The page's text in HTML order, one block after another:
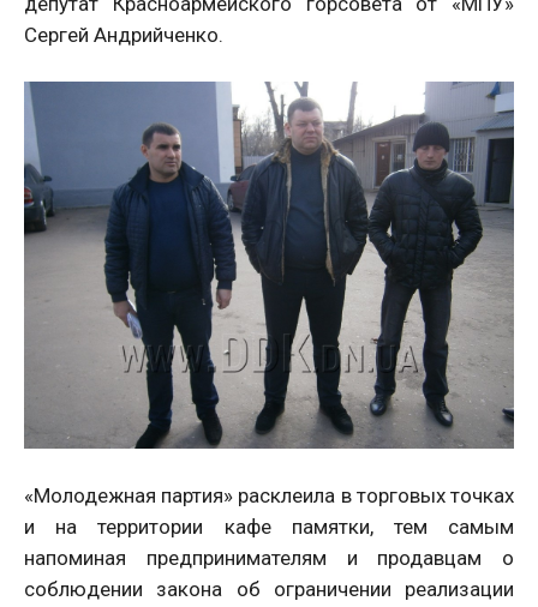
Сергей Андрийченко.
«Молодежная партия» расклеила в торговых точках
и на территории кафе памятки, тем самым
напоминая предпринимателям и продавцам о
соблюдении закона об ограничении реализации